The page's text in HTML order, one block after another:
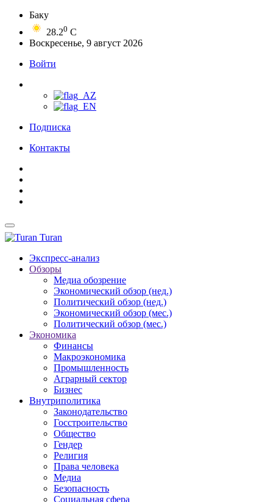
Баку
28.20 C
Воскресенье, 9 август 2026
Войти
Подписка
Контакты
Turan
Экспресс-анализ
Обзоры
Медиа обозрение
Экономический обзор (нед.)
Политический обзор (нед.)
Экономический обзор (мес.)
Политический обзор (мес.)
Экономика
Финансы
Макроэкономика
Промышленность
Аграрный сектор
Бизнес
Внутриполитика
Законодательство
Госстроительство
Общество
Гендер
Религия
Права человека
Медиа
Безопасность
Социальная сфера